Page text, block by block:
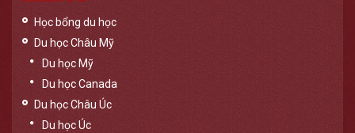
Học bổng du học
Du học Châu Mỹ
Du học Mỹ
Du học Canada
Du học Châu Úc
Du học Úc